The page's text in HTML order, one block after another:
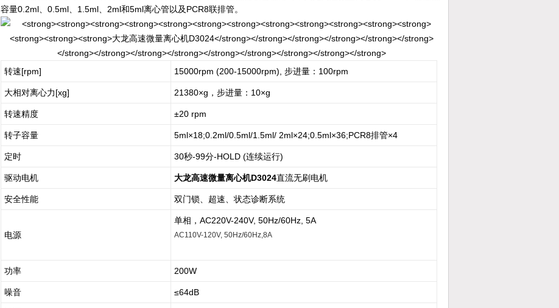
容量0.2ml、0.5ml、1.5ml、2ml和5ml离心管以及PCR8联排管。
转速[rpm] 15000rpm (200-15000rpm), 步进量：100rpm
大相对离心力[xg] 21380×g，步进量：10×g
转速精度 ±20 rpm
转子容量 5ml×18;0.2ml/0.5ml/1.5ml/ 2ml×24;0.5ml×36;PCR8排管×4
定时 30秒-99分-HOLD (连续运行)
驱动电机 大龙高速微量离心机D3024直流无刷电机
安全性能 双门锁、超速、状态诊断系统
电源
单相，AC220V-240V, 50Hz/60Hz, 5A
AC110V-120V, 50Hz/60Hz,8A
功率 200W
噪音 ≤64dB